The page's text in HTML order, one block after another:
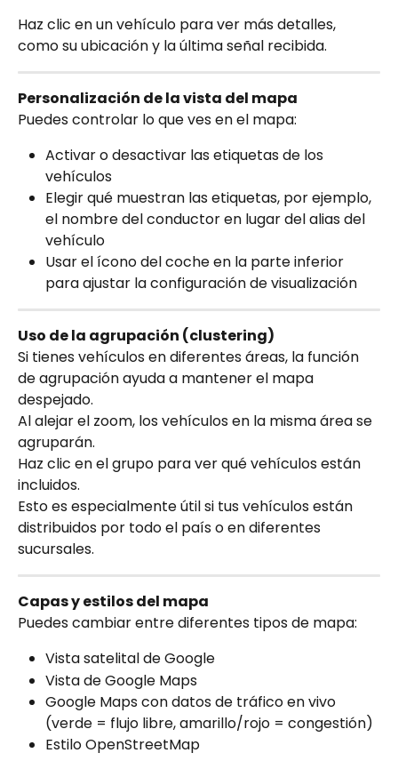
Haz clic en un vehículo para ver más detalles,
como su ubicación y la última señal recibida.
Personalización de la vista del mapa
Puedes controlar lo que ves en el mapa:
Activar o desactivar las etiquetas de los
vehículos
Elegir qué muestran las etiquetas, por ejemplo,
el nombre del conductor en lugar del alias del
vehículo
Usar el ícono del coche en la parte inferior
para ajustar la configuración de visualización
Uso de la agrupación (clustering)
Si tienes vehículos en diferentes áreas, la función
de agrupación ayuda a mantener el mapa
despejado.
Al alejar el zoom, los vehículos en la misma área se
agruparán.
Haz clic en el grupo para ver qué vehículos están
incluidos.
Esto es especialmente útil si tus vehículos están
distribuidos por todo el país o en diferentes
sucursales.
Capas y estilos del mapa
Puedes cambiar entre diferentes tipos de mapa:
Vista satelital de Google
Vista de Google Maps
Google Maps con datos de tráfico en vivo
(verde = flujo libre, amarillo/rojo = congestión)
Estilo OpenStreetMap